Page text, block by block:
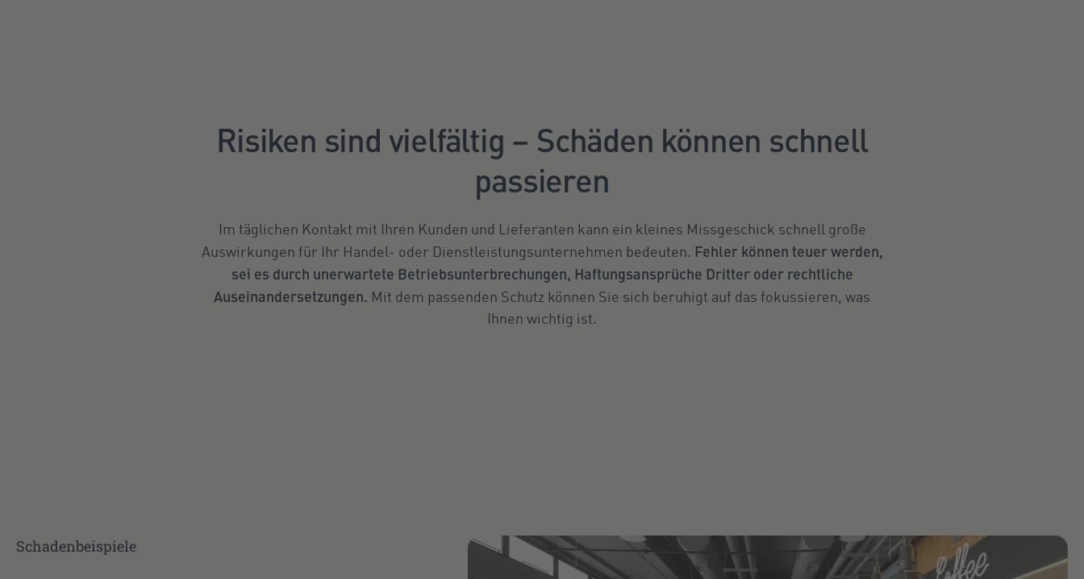
Risiken sind vielfältig – Schäden können schnell
passieren
Im täglichen Kontakt mit Ihren Kunden und Lieferanten kann ein kleines Missgeschick schnell große
Auswirkungen für Ihr Handel- oder Dienstleistungsunternehmen bedeuten. Fehler können teuer werden,
sei es durch unerwartete Betriebsunterbrechungen, Haftungsansprüche Dritter oder rechtliche
Auseinandersetzungen. Mit dem passenden Schutz können Sie sich beruhigt auf das fokussieren, was
Ihnen wichtig ist.
Schadenbeispiele